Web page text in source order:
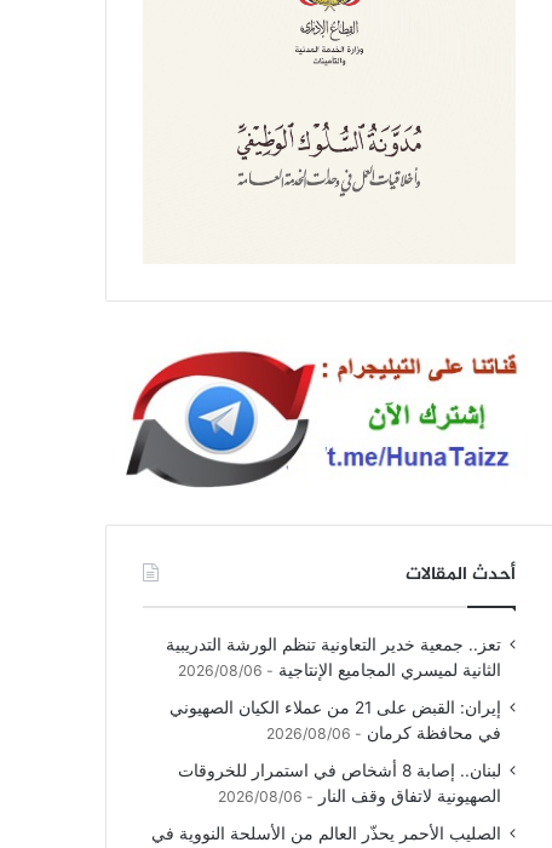
أحدث المقالات
تعز.. جمعية خدير التعاونية تنظم الورشة التدريبية
الثانية لميسري المجاميع الإنتاجية
2026/08/06
إيران: القبض على 21 من عملاء الكيان الصهيوني
في محافظة كرمان
2026/08/06
لبنان.. إصابة 8 أشخاص في استمرار للخروقات
الصهيونية لاتفاق وقف النار
2026/08/06
الصليب الأحمر يحذّر العالم من الأسلحة النووية في